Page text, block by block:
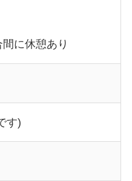
に休憩あり
す)